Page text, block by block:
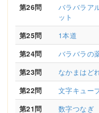
第26問
バラバラア
ット
第25問 1本道
第24問
バラバラの
第23問
なかまはど
第22問
文字キュー
第21問
数字つなぎ